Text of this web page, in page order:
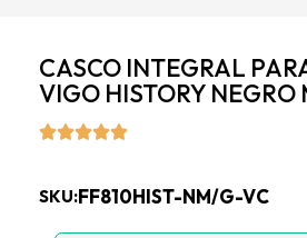
CASCO INTEGRAL
VIGO HISTORY NEGRO
SKU:FF810HIST-NM/G-VC